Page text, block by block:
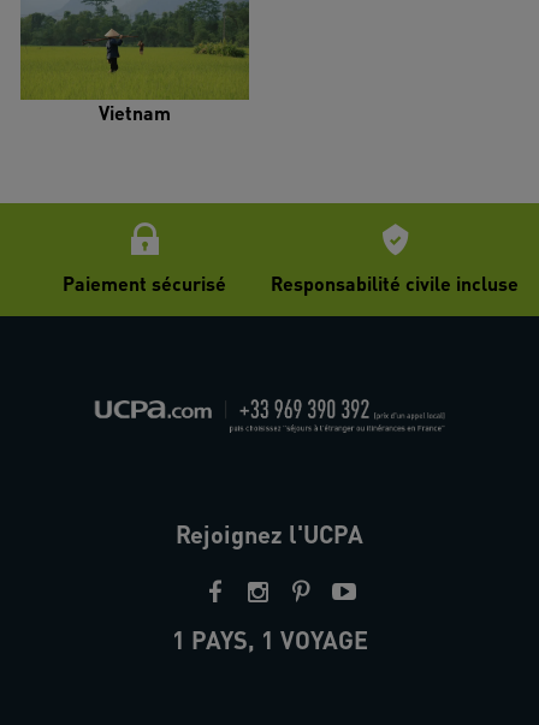
Vietnam
Paiement sécurisé Responsabilité civile incluse
Rejoignez l'UCPA
1 PAYS, 1 VOYAGE